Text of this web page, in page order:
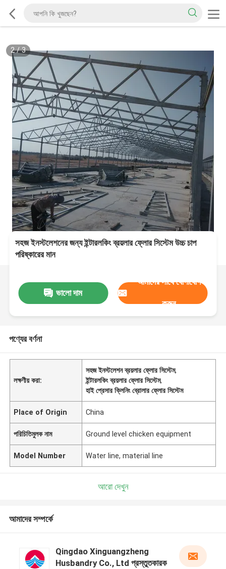
2/3
সহজ ইনস্টলেশনের জন্য ইন্টারলকিং ব্রয়লার ফ্লোর সিস্টেম উচ্চ চাপ
পরিষ্কারের মান
ভালো দাম
আমাদের সাথে যোগাযোগ
করুন
পণ্যের বর্ণনা
লক্ষণীয় করা:
সহজ ইনস্টলেশন ব্রয়লার ফ্লোর সিস্টেম,
ইন্টারলকিং ব্রয়লার ফ্লোর সিস্টেম,
হাই প্রেসার ক্লিনিং ব্রোলার ফ্লোর সিস্টেম
Place of Origin China
পরিচিতিমুলক নাম Ground level chicken equipment
Model Number Water line, material line
আরো দেখুন
আমাদের সম্পর্কে
Qingdao Xinguangzheng
Husbandry Co., Ltd প্রস্তুতকারক